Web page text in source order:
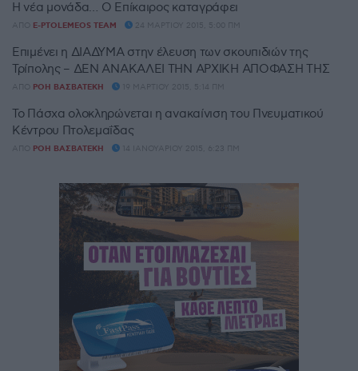
Η νέα μονάδα… Ο Επίκαιρος καταγράφει
ΑΠΌ E-PTOLEMEOS TEAM 24 ΜΑΡΤΊΟΥ 2015, 5:00 ΠΜ
Επιμένει η ΔΙΑΔΥΜΑ στην έλευση των σκουπιδιών της
Τρίπολης – ΔΕΝ ΑΝΑΚΑΛΕΙ ΤΗΝ ΑΡΧΙΚΗ ΑΠΟΦΑΣΗ ΤΗΣ
ΑΠΌ ΡΌΗ ΒΑΣΒΑΤΈΚΗ 19 ΜΑΡΤΊΟΥ 2015, 5:14 ΠΜ
Το Πάσχα ολοκληρώνεται η ανακαίνιση του Πνευματικού
Κέντρου Πτολεμαΐδας
ΑΠΌ ΡΌΗ ΒΑΣΒΑΤΈΚΗ 14 ΙΑΝΟΥΑΡΊΟΥ 2015, 6:23 ΠΜ